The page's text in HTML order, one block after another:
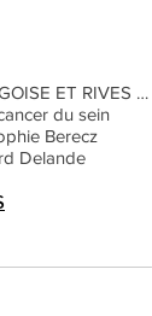
AGGLOMÉRATION MONTARGOISE ET RIVES DU LOING
du sein
Berecz
Delande